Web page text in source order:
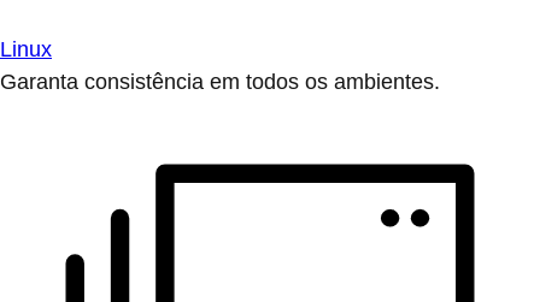
Linux
Garanta consistência em todos os ambientes.